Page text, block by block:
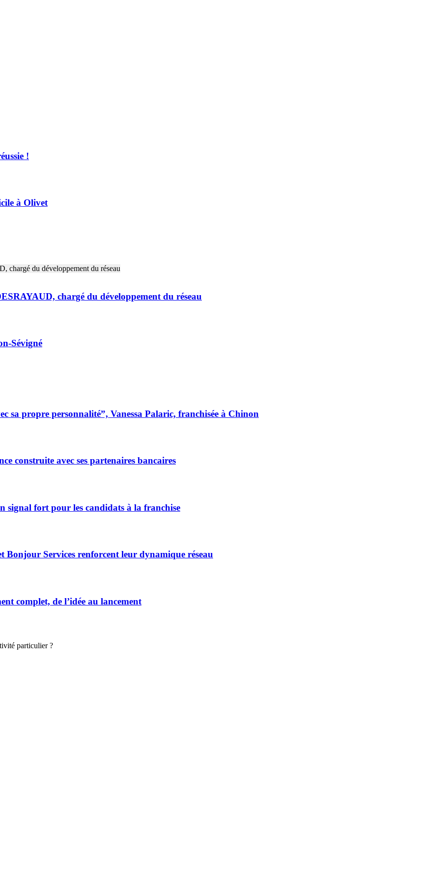
!
à Olivet
chargé du développement du réseau
Sévigné
sa propre personnalité”, Vanessa Palaric, franchisée à Chinon
construite avec ses partenaires bancaires
signal fort pour les candidats à la franchise
Services renforcent leur dynamique réseau
complet, de l’idée au lancement
particulier ?